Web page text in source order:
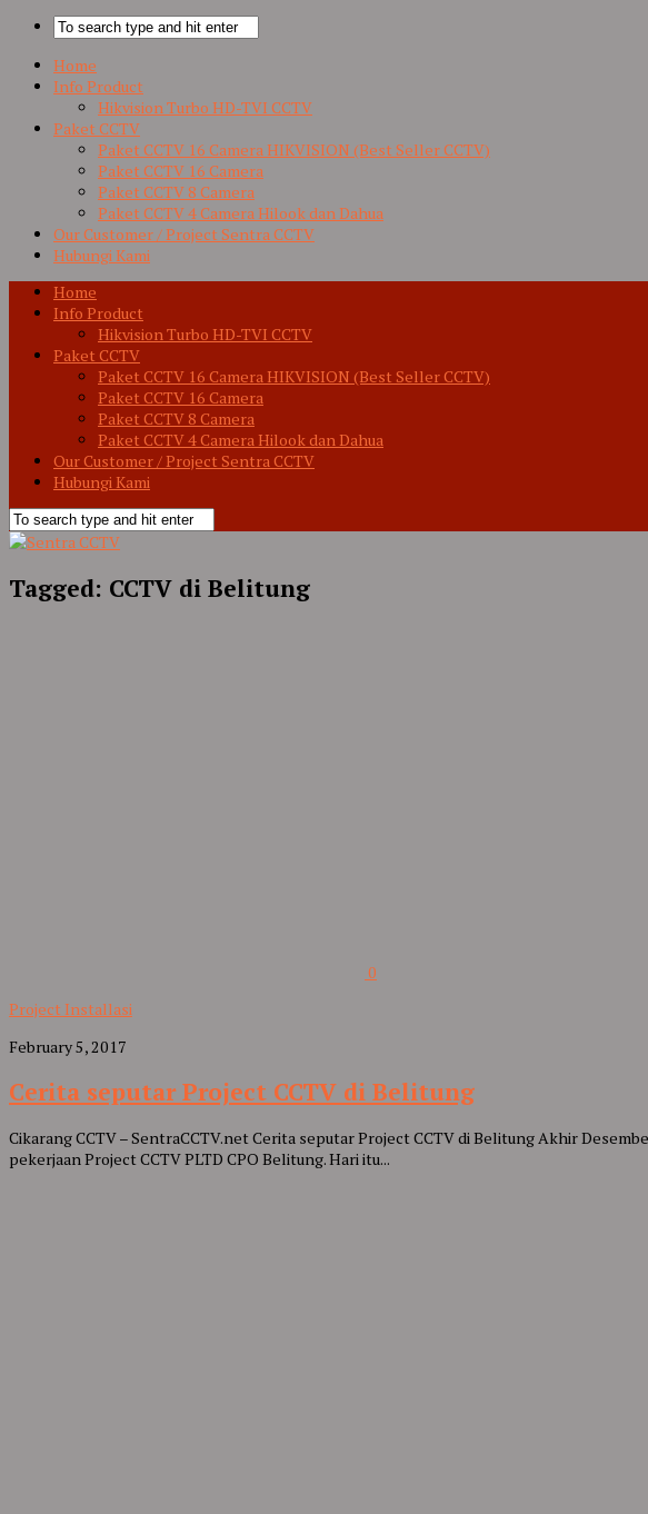
Home
Info Product
Hikvision Turbo HD-TVI CCTV
Paket CCTV
Paket CCTV 16 Camera HIKVISION (Best Seller CCTV)
Paket CCTV 16 Camera
Paket CCTV 8 Camera
Paket CCTV 4 Camera Hilook dan Dahua
Our Customer / Project Sentra CCTV
Hubungi Kami
Home
Info Product
Hikvision Turbo HD-TVI CCTV
Paket CCTV
Paket CCTV 16 Camera HIKVISION (Best Seller CCTV)
Paket CCTV 16 Camera
Paket CCTV 8 Camera
Paket CCTV 4 Camera Hilook dan Dahua
Our Customer / Project Sentra CCTV
Hubungi Kami
Tagged: CCTV di Belitung
0
Project Installasi
February 5, 2017
Cerita seputar Project CCTV di Belitung
Cikarang CCTV – SentraCCTV.net Cerita seputar Project CCTV di Belitung Akhir
pekerjaan Project CCTV PLTD CPO Belitung. Hari itu...